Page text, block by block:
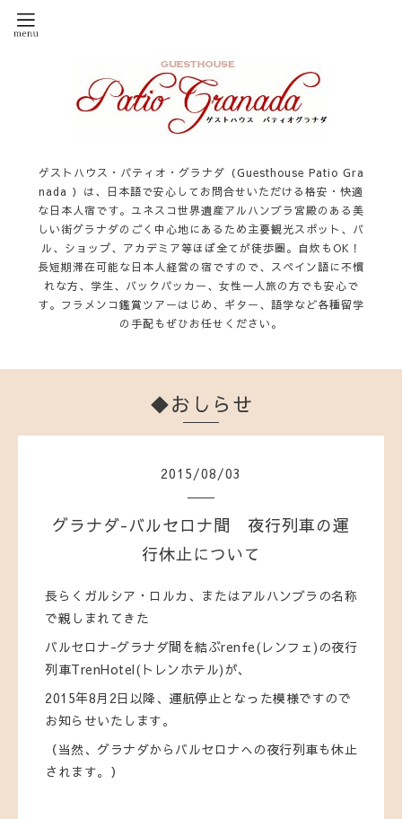
ゲストハウス・パティオ・グラナダ（Guesthouse Patio Gra
nada ）は、日本語で安心してお問合せいただける格安・快適
な日本人宿です。ユネスコ世界遺産アルハンブラ宮殿のある美
しい街グラナダのごく中心地にあるため主要観光スポット、バ
ル、ショップ、アカデミア等ほぼ全てが徒歩圏。自炊もOK！
長短期滞在可能な日本人経営の宿ですので、スペイン語に不慣
れな方、学生、バックパッカー、女性一人旅の方でも安心で
す。フラメンコ鑑賞ツアーはじめ、ギター、語学など各種留学
の手配もぜひお任せください。
◆おしらせ
2015/08/03
グラナダ-バルセロナ間 夜行列車の運
行休止について
長らくガルシア・ロルカ、またはアルハンブラの名称
で親しまれてきた
バルセロナ-グラナダ間を結ぶrenfe(レンフェ)の夜行
列車TrenHotel(トレンホテル)が、
2015年8月2日以降、運航停止となった模様ですので
お知らせいたします。
（当然、グラナダからバルセロナへの夜行列車も休止
されます。）